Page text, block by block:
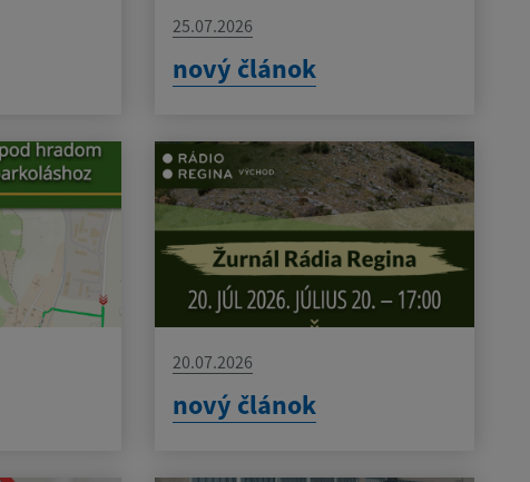
25.07.2026
nový článok
20.07.2026
nový článok